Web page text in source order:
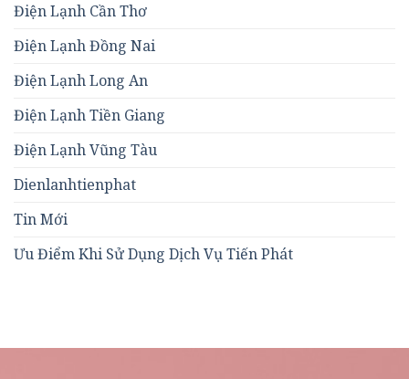
Điện Lạnh Cần Thơ
Điện Lạnh Đồng Nai
Điện Lạnh Long An
Điện Lạnh Tiền Giang
Điện Lạnh Vũng Tàu
Dienlanhtienphat
Tin Mới
Ưu Điểm Khi Sử Dụng Dịch Vụ Tiến Phát